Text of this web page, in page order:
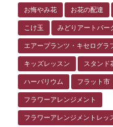
お悔やみ花 お花の配達
こけ玉 みどりアートパー
エアープランツ・キセログラ
キッズレッスン スタンド
ハーバリウム フラット市
フラワーアレンジメント
フラワーアレンジメントレッ